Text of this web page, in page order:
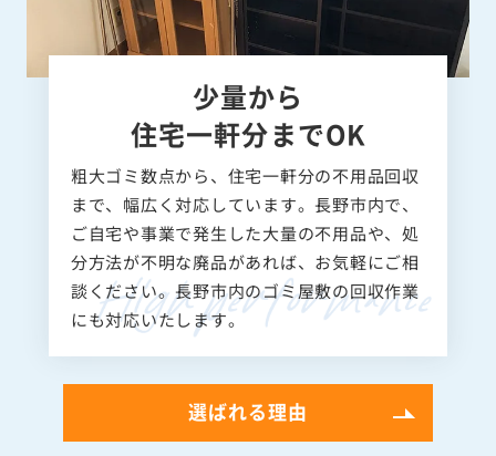
少量から
住宅一軒分までOK
粗大ゴミ数点から、住宅一軒分の不用品回収
まで、幅広く対応しています。長野市内で、
ご自宅や事業で発生した大量の不用品や、処
分方法が不明な廃品があれば、お気軽にご相
談ください。長野市内のゴミ屋敷の回収作業
にも対応いたします。
選ばれる理由